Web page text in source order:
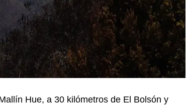
Hue, a 30 kilómetros de El Bolsón y